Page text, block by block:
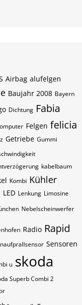
Airbag alufelgen
Baujahr 2008 Bayern
Dichtung Fabia
Felgen felicia
Getriebe Gummi
kabelbaum
Kombi Kühler
LED Lenkung Limosine
Nebelscheinwerfer
Radio Rapid
Sensoren
u skoda
Superb Combi 2